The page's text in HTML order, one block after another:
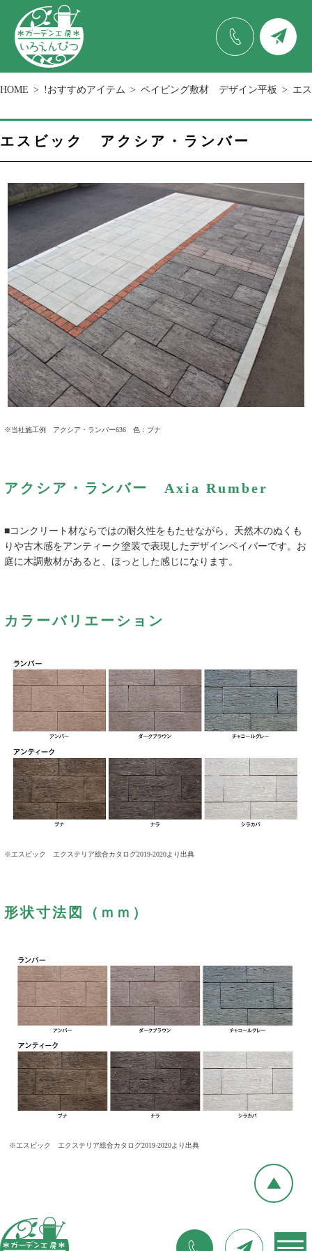
HOME !おすすめアイテム ペイビング敷材 デザイン平板 エ
エスビック アクシア・ランバー
※当社施工例 アクシア・ランバー636 色：ブナ
アクシア・ランバー Axia Rumber
■コンクリート材ならではの耐久性をもたせながら、天然木のぬくも
りや古木感をアンティーク塗装で表現したデザインペイバーです。お
庭に木調敷材があると、ほっとした感じになります。
カラーバリエーション
※エスビック エクステリア総合カタログ2019-2020より出典
形状寸法図（ｍｍ）
※エスビック エクステリア総合カタログ2019-2020より出典